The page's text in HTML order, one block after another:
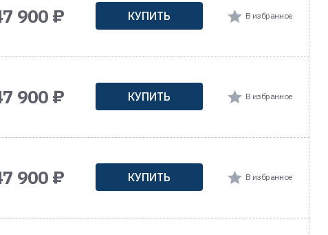
900 ₽ КУПИТЬ В избранное
900 ₽ КУПИТЬ В избранное
900 ₽ КУПИТЬ В избранное